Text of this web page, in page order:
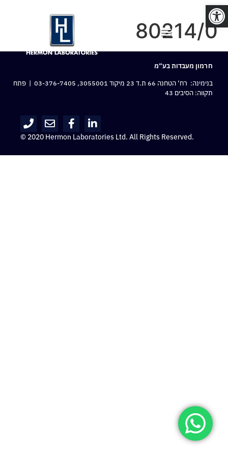
פתח סרגל נגישות
80214/0
חרמון מעבדות בע“מ
בנימינה: רח‘ הטחנה 66 ת.ד 23 מיקוד 3055001,
03-376-7405 | פתח
תקווה: הסיבים 43
© 2020 Hermon Laboratories Ltd. All Rights Reserved.